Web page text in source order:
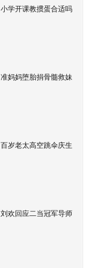
小学开课教掼蛋合适吗
准妈妈堕胎捐骨髓救妹
百岁老太高空跳伞庆生
刘欢回应二当冠军导师